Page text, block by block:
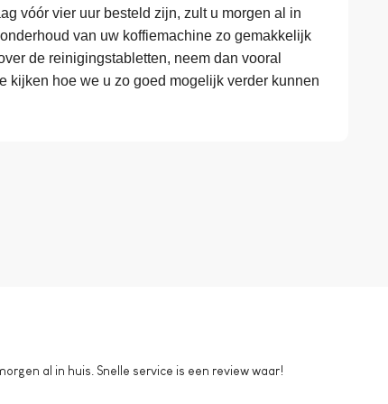
vóór vier uur besteld zijn, zult u morgen al in
van uw koffiemachine zo gemakkelijk
de reinigingstabletten, neem dan vooral
kijken hoe we u zo goed mogelijk verder kunnen
al in huis. Snelle service is een review waar!